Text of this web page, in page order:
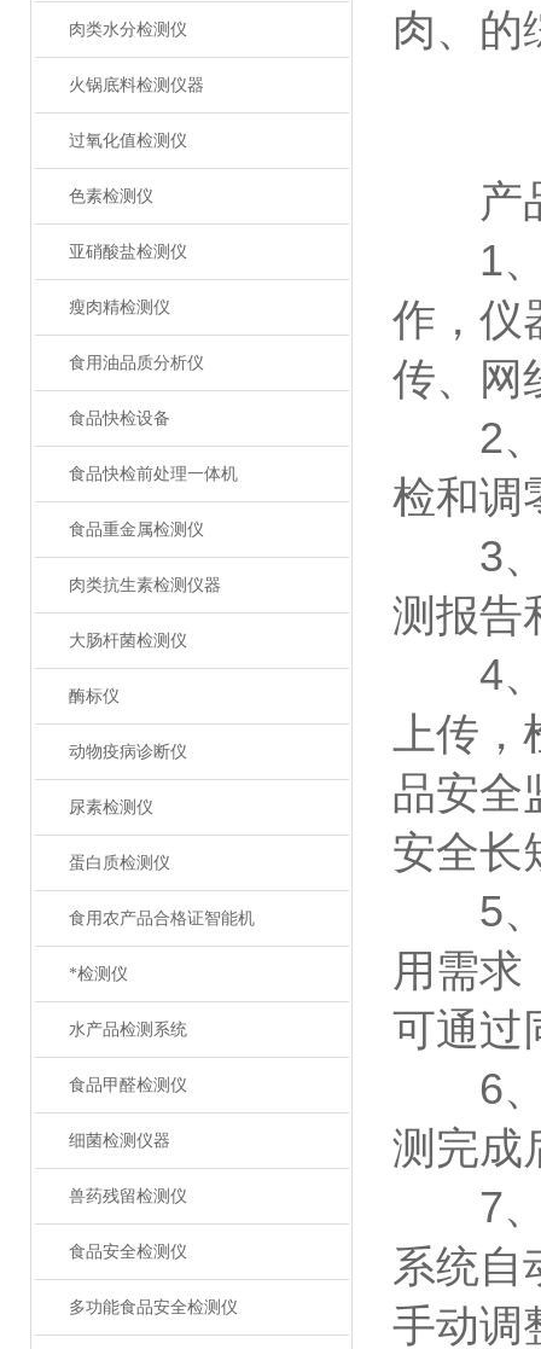
肉类水分检测仪
火锅底料检测仪器
过氧化值检测仪
色素检测仪
亚硝酸盐检测仪
瘦肉精检测仪
食用油品质分析仪
食品快检设备
食品快检前处理一体机
食品重金属检测仪
肉类抗生素检测仪器
大肠杆菌检测仪
酶标仪
动物疫病诊断仪
尿素检测仪
蛋白质检测仪
食用农产品合格证智能机
*检测仪
水产品检测系统
食品甲醛检测仪
细菌检测仪器
兽药残留检测仪
食品安全检测仪
多功能食品安全检测仪
肉、的
产品
1、
作，仪
传、网
2、
检和调
3、
测报告
4、
上传，
品安全
安全长
5、
用需求
可通过
6、
测完成
7、
系统自
手动调